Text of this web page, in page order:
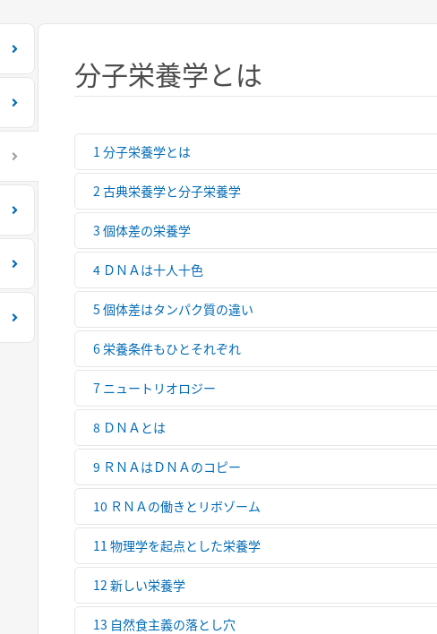
分子栄養学とは
1 分子栄養学とは
2 古典栄養学と分子栄養学
3 個体差の栄養学
4 ＤＮＡは十人十色
5 個体差はタンパク質の違い
6 栄養条件もひとそれぞれ
7 ニュートリオロジー
8 ＤＮＡとは
9 ＲＮＡはＤＮＡのコピー
10 ＲＮＡの働きとリボゾーム
11 物理学を起点とした栄養学
12 新しい栄養学
13 自然食主義の落とし穴